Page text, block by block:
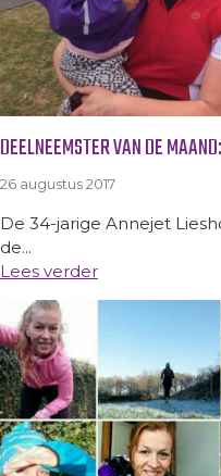
DEELNEEMSTER VAN DE
26 augustus 2017
De 34-jarige Annejet
de...
Lees verder